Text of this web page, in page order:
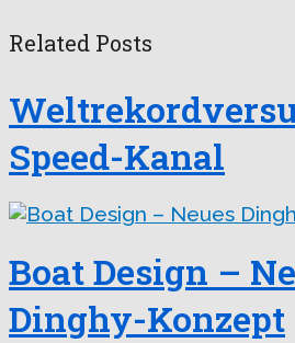
Related Posts
Speed-Kanal
Boat Design –
Dinghy-Konzept